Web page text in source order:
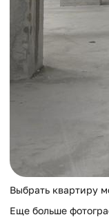
Выбрать квартиру
Еще больше